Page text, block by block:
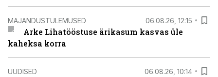
MAJANDUSTULEMUSED 06.08.26, 12:15
Arke Lihatööstuse ärikasum kasvas üle
kaheksa korra
UUDISED 06.08.26, 10:14